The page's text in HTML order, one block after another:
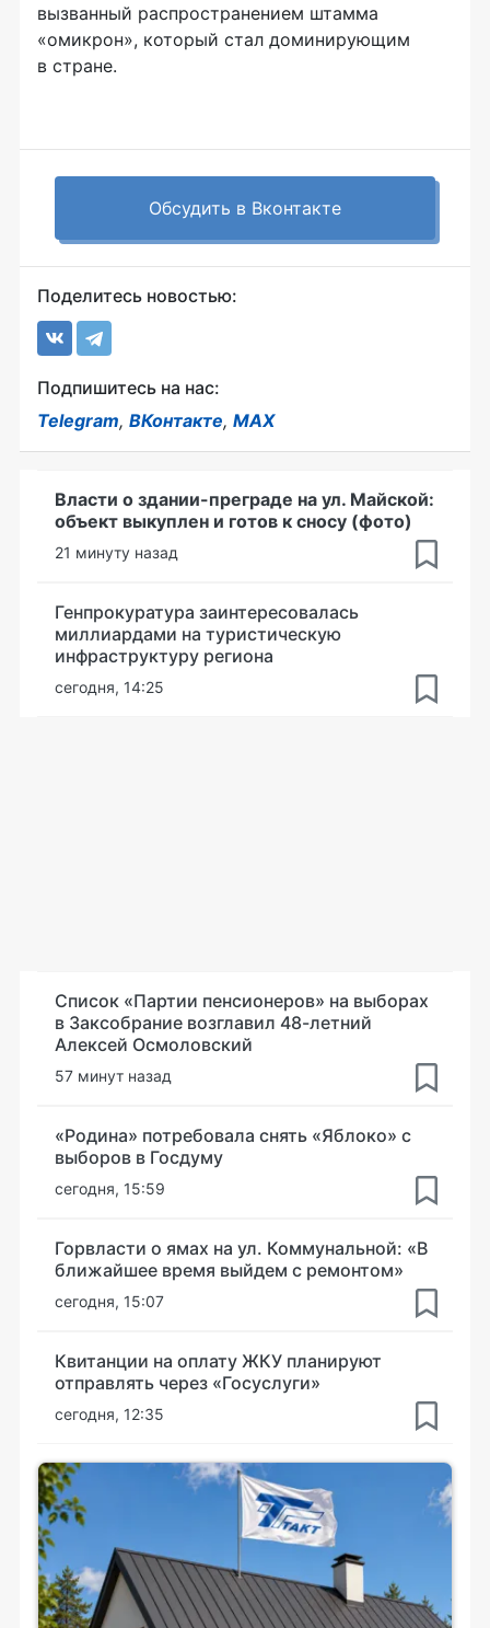
вызванный распространением штамма
«омикрон», который стал доминирующим
в стране.
Обсудить в Вконтакте
Поделитесь новостью:
Подпишитесь на нас:
Telegram, ВКонтакте, MAX
Власти о здании-преграде на ул. Майской:
объект выкуплен и готов к сносу (фото)
21 минуту назад
Генпрокуратура заинтересовалась
миллиардами на туристическую
инфраструктуру региона
сегодня, 14:25
Список «Партии пенсионеров» на выборах
в Заксобрание возглавил 48-летний
Алексей Осмоловский
57 минут назад
«Родина» потребовала снять «Яблоко» с
выборов в Госдуму
сегодня, 15:59
Горвласти о ямах на ул. Коммунальной: «В
ближайшее время выйдем с ремонтом»
сегодня, 15:07
Квитанции на оплату ЖКУ планируют
отправлять через «Госуслуги»
сегодня, 12:35